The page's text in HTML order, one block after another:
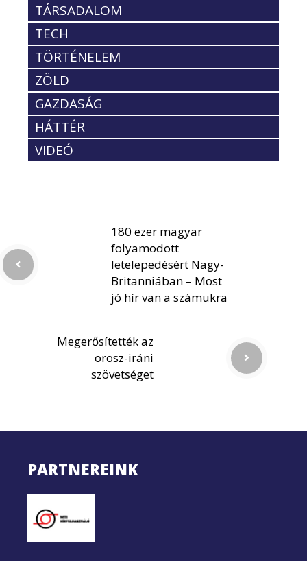
TÁRSADALOM
TECH
TÖRTÉNELEM
ZÖLD
GAZDASÁG
HÁTTÉR
VIDEÓ
180 ezer magyar
folyamodott
letelepedésért Nagy-
Britanniában – Most
jó hír van a számukra
Megerősítették az
orosz-iráni
szövetséget
PARTNEREINK